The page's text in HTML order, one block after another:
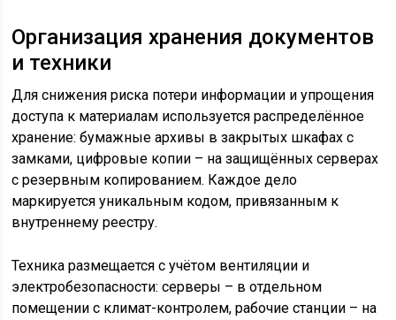
Организация хранения документов
и техники
Для снижения риска потери информации и упрощения
доступа к материалам используется распределённое
хранение: бумажные архивы в закрытых шкафах с
замками, цифровые копии – на защищённых серверах
с резервным копированием. Каждое дело
маркируется уникальным кодом, привязанным к
внутреннему реестру.
Техника размещается с учётом вентиляции и
электробезопасности: серверы – в отдельном
помещении с климат-контролем, рабочие станции – на